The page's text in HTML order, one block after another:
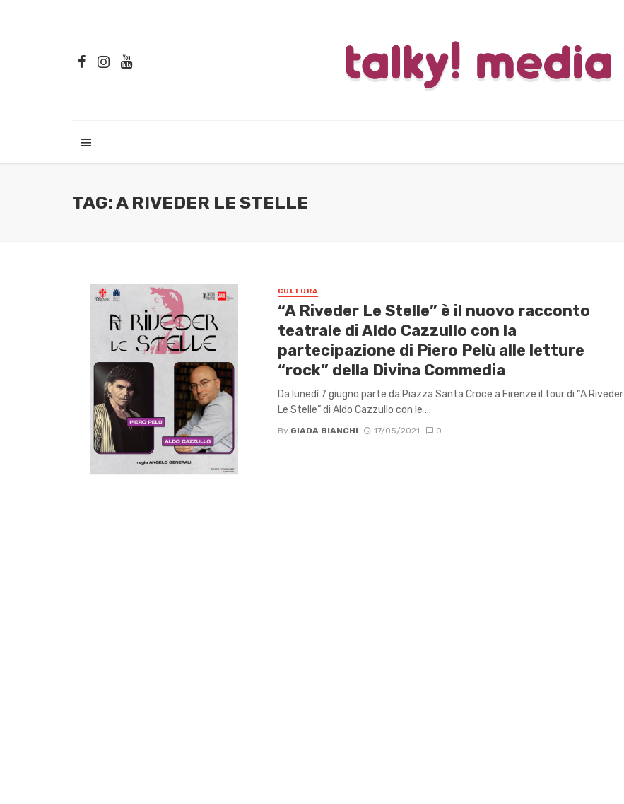
TAG: A RIVEDER LE STELLE
CULTURA
“A Riveder Le Stelle” è il nuovo racconto
teatrale di Aldo Cazzullo con la
partecipazione di Piero Pelù alle letture
“rock” della Divina Commedia
Da lunedì 7 giugno parte da Piazza Santa Croce a Firenze il tour di “A Riveder
Le Stelle” di Aldo Cazzullo con le ...
By GIADA BIANCHI 17/05/2021 0